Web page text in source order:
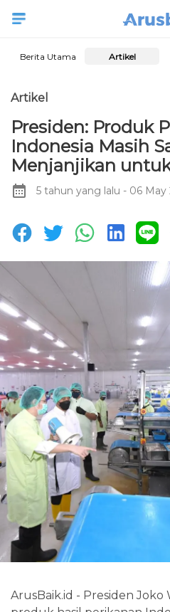
Berita Utama Artikel
Artikel
Presiden: Produk
Indonesia Masih
Menjanjikan
5 tahun yang lalu - 06 May
ArusBaik.id - Presiden